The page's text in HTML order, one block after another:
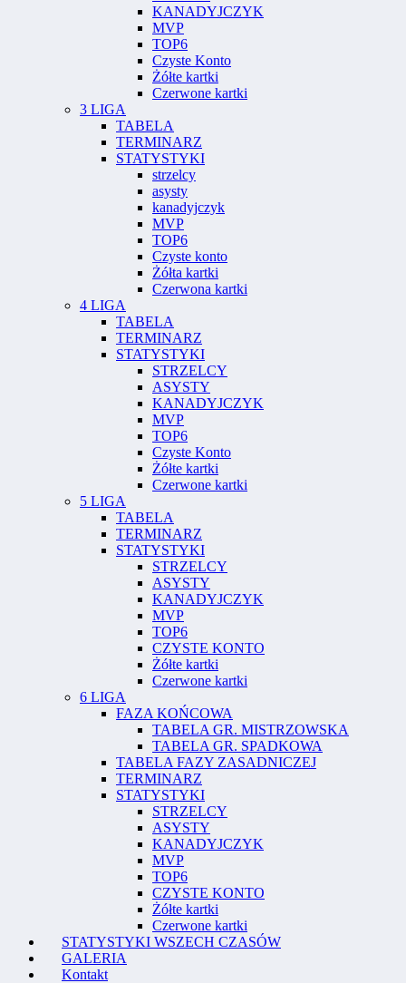
KANADYJCZYK
MVP
TOP6
Czyste Konto
Żółte kartki
Czerwone kartki
3 LIGA
TABELA
TERMINARZ
STATYSTYKI
strzelcy
asysty
kanadyjczyk
MVP
TOP6
Czyste konto
Żółta kartki
Czerwona kartki
4 LIGA
TABELA
TERMINARZ
STATYSTYKI
STRZELCY
ASYSTY
KANADYJCZYK
MVP
TOP6
Czyste Konto
Żółte kartki
Czerwone kartki
5 LIGA
TABELA
TERMINARZ
STATYSTYKI
STRZELCY
ASYSTY
KANADYJCZYK
MVP
TOP6
CZYSTE KONTO
Żółte kartki
Czerwone kartki
6 LIGA
FAZA KOŃCOWA
TABELA GR. MISTRZOWSKA
TABELA GR. SPADKOWA
TABELA FAZY ZASADNICZEJ
TERMINARZ
STATYSTYKI
STRZELCY
ASYSTY
KANADYJCZYK
MVP
TOP6
CZYSTE KONTO
Żółte kartki
Czerwone kartki
STATYSTYKI WSZECH CZASÓW
GALERIA
Kontakt